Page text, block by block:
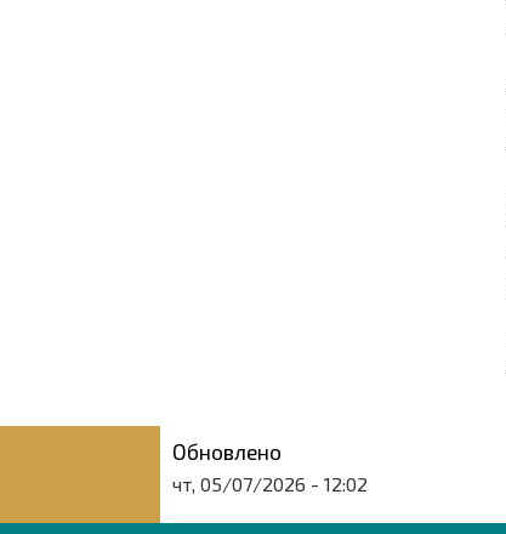
Обновлено
чт, 05/07/2026 - 12:02